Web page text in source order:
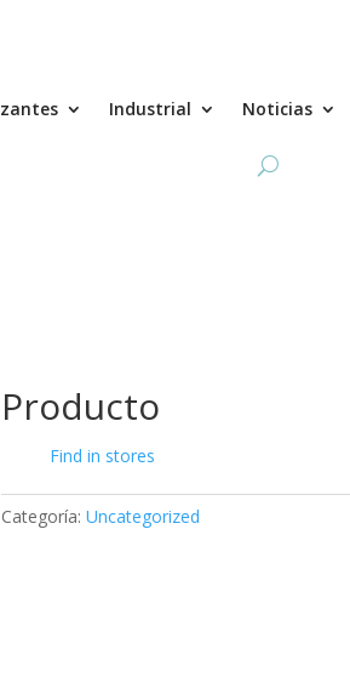
Industrial Noticias
Producto
Find in stores
Categoría:Uncategorized